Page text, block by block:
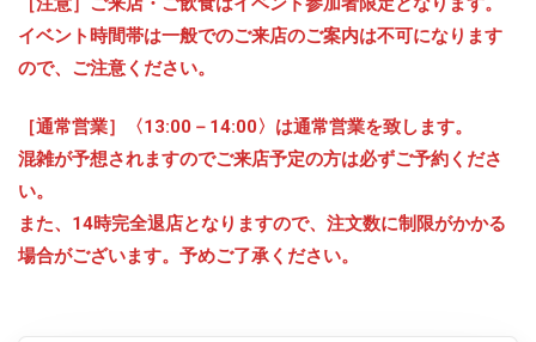
イベント時間帯は一般でのご来店のご案内は不可になります
ので、ご注意ください。
［通常営業］〈13:00－14:00〉は通常営業を致します。
混雑が予想されますのでご来店予定の方は必ずご予約くださ
い。
また、14時完全退店となりますので、注文数に制限がかかる
場合がございます。予めご了承ください。